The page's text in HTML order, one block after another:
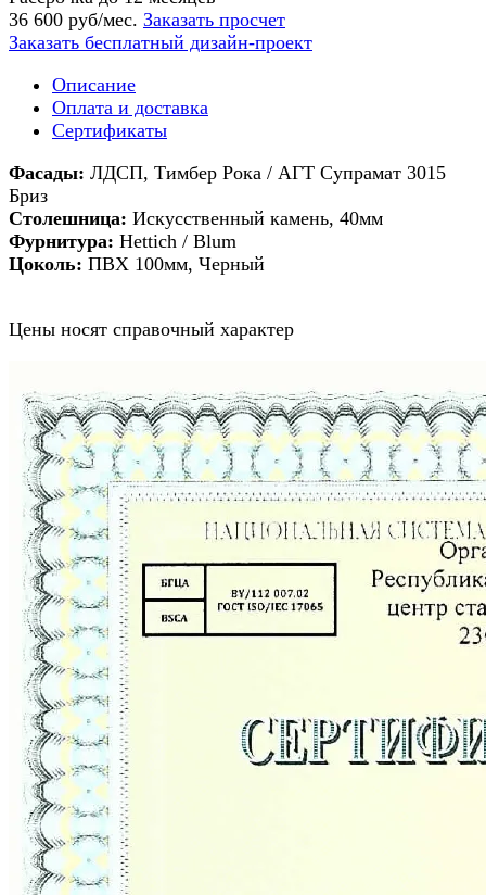
36 600 руб/мес. Заказать просчет
Заказать бесплатный дизайн-проект
Описание
Оплата и доставка
Сертификаты
Фасады: ЛДСП, Тимбер Рока / АГТ Супрамат 3015
Бриз
Столешница: Искусственный камень, 40мм
Фурнитура: Hettich / Blum
Цоколь: ПВХ 100мм, Черный
Цены носят справочный характер